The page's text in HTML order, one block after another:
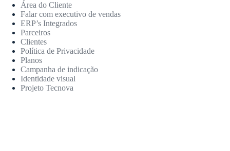
Área do Cliente
Falar com executivo de vendas
ERP’s Integrados
Parceiros
Clientes
Política de Privacidade
Planos
Campanha de indicação
Identidade visual
Projeto Tecnova